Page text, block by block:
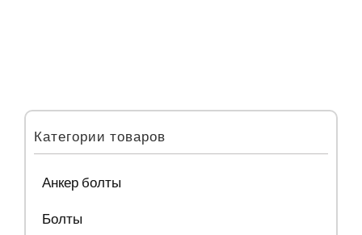
Категории товаров
Анкер болты
Болты